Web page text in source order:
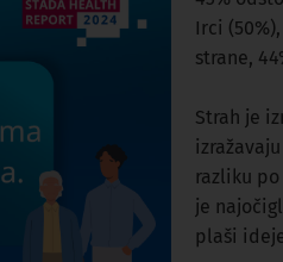
Irci
strane,
Strah je
razliku
je
plaši